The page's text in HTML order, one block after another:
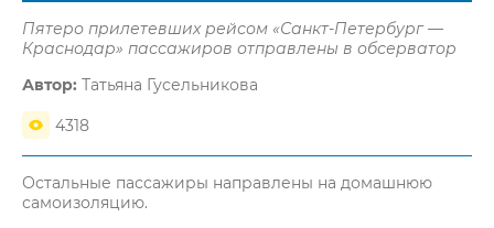
Пятеро прилетевших рейсом «Санкт-Петербург —
Краснодар» пассажиров отправлены в обсерватор
Автор: Татьяна Гусельникова
4318
Остальные пассажиры направлены на домашнюю
самоизоляцию.